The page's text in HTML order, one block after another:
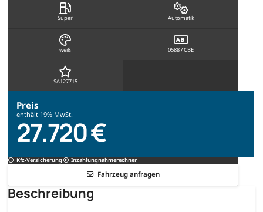
Super Automatik
weiß 0588 / CBE
SA127715
Preis
enthält 19% MwSt.
27.720 €
Kfz-Versicherung Inzahlungnahmerechner
Fahrzeug anfragen
Beschreibung